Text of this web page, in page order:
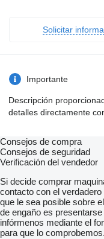
Solicitar
Importante
Descripción
detalles directamente
Consejos de compra
Consejos de seguridad
Verificación del vendedor
Si decide comprar
contacto con el
que le sea posible sobre
de engaño es
infórmenos mediante el
para que lo comprobemos.